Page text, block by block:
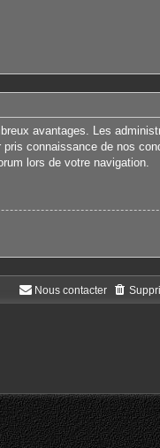
avantages. Les
connaissance de nos
lors de votre navigation.
Nous contacter